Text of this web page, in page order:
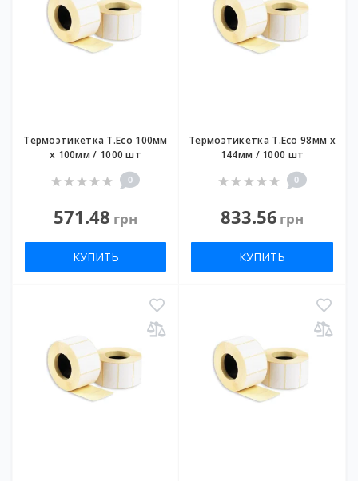
Термоэтикетка T.Eco 100мм
х 100мм / 1000 шт
0
571.48 грн
КУПИТЬ
Термоэтикетка T.Eco 98мм х
144мм / 1000 шт
0
833.56 грн
КУПИТЬ